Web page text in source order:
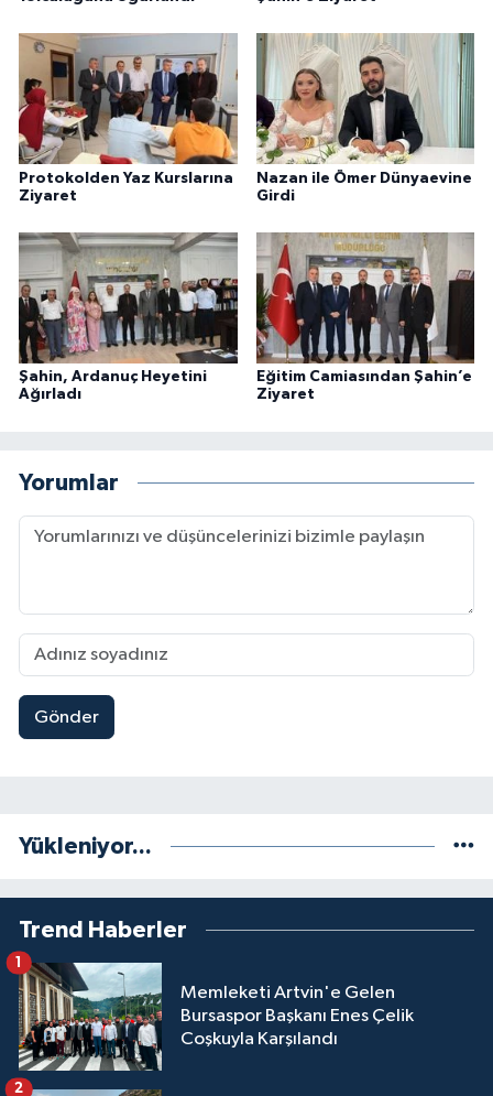
Protokolden Yaz Kurslarına
Ziyaret
Nazan ile Ömer Dünyaevine
Girdi
Şahin, Ardanuç Heyetini
Ağırladı
Eğitim Camiasından Şahin’e
Ziyaret
Yorumlar
Gönder
Yükleniyor...
Trend Haberler
Memleketi Artvin'e Gelen
Bursaspor Başkanı Enes Çelik
Coşkuyla Karşılandı
1
2